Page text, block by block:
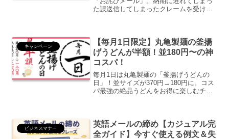
た誤送信してしまったクレームを受けた
の書き方✅ NG表現✅...
キャンペーン
【毎月1日限定】丸亀製麺の釜揚
げうどんが半額！並180円〜の神
コスパ！
毎月1日は丸亀製麺の「釜揚げうどんの
日」！並サイズが370円→180円に。コス
パ最強の絶品うどんをお得に楽しむチャ
ビジネスマナー
英語メールの締め【カジュアル完
全ガイド】今すぐ使える例文＆失